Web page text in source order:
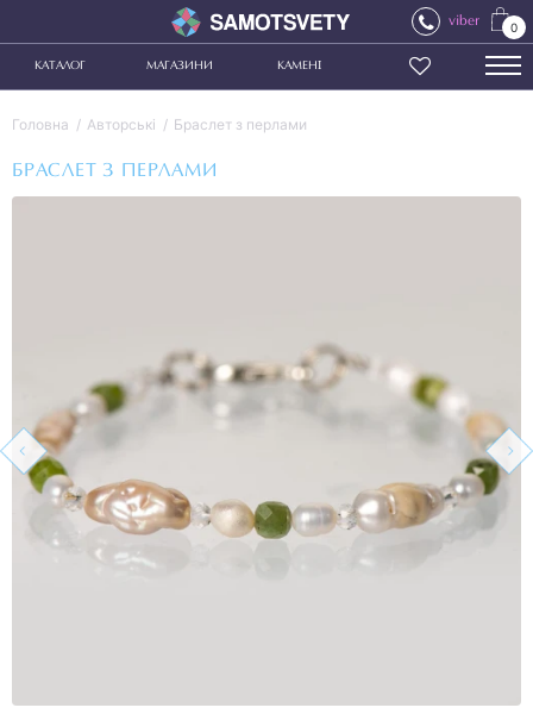
viber 0
КАТАЛОГ МАГАЗИНИ КАМЕНІ
Головна Авторські Браслет з перлами
БРАСЛЕТ З ПЕРЛАМИ